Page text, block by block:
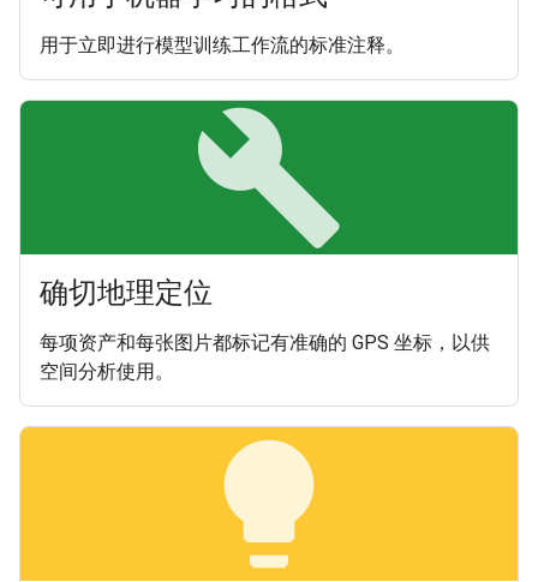
用于立即进行模型训练工作流的标准注释。
build
确切地理定位
每项资产和每张图片都标记有准确的 GPS 坐标，以供
空间分析使用。
lightbulb